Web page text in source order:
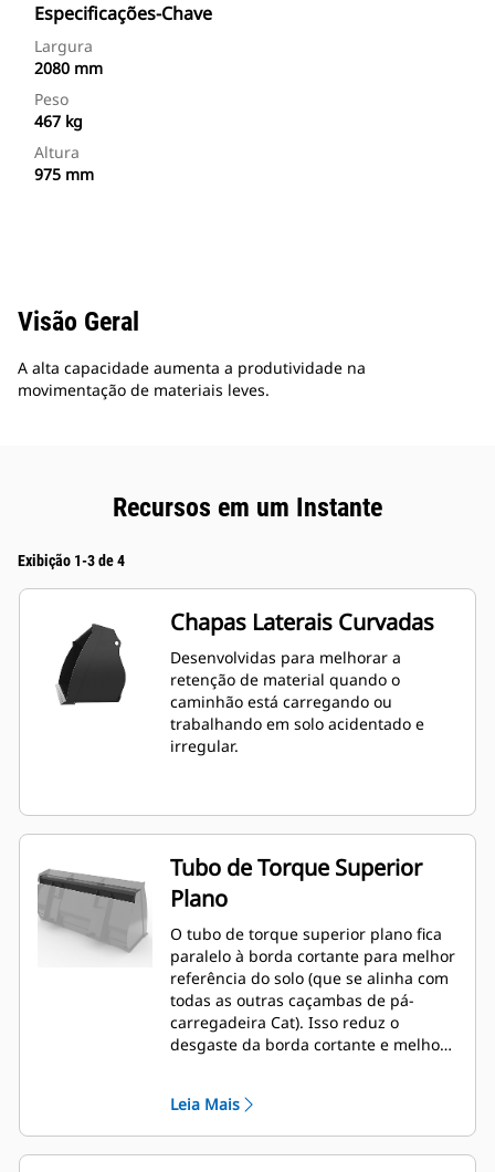
Especificações-Chave
Largura
2080 mm
Peso
467 kg
Altura
975 mm
Visão Geral
A alta capacidade aumenta a produtividade na
movimentação de materiais leves.
Recursos em um Instante
Exibição 1-3 de 4
Chapas Laterais Curvadas
Desenvolvidas para melhorar a
retenção de material quando o
caminhão está carregando ou
trabalhando em solo acidentado e
irregular.
Tubo de Torque Superior
Plano
O tubo de torque superior plano fica
paralelo à borda cortante para melhor
referência do solo (que se alinha com
todas as outras caçambas de pá-
carregadeira Cat). Isso reduz o
desgaste da borda cortante e melhora
ser mais fáceis de medir de dentro da
cabine.
Leia Mais